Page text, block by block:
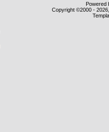
Powered
Copyright ©2000 -